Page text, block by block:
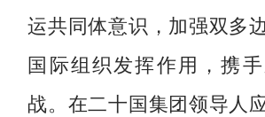
运共同体意识，加强双多
国际组织发挥作用，携
战。在二十国集团领导人